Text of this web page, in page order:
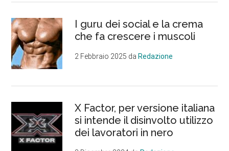
I guru dei social e la crema
che fa crescere i muscoli
2 Febbraio 2025 daRedazione
X Factor, per versione italiana
si intende il disinvolto utilizzo
dei lavoratori in nero